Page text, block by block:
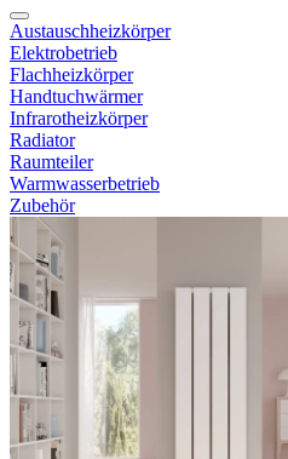
Austauschheizkörper
Elektrobetrieb
Flachheizkörper
Handtuchwärmer
Infrarotheizkörper
Radiator
Raumteiler
Warmwasserbetrieb
Zubehör